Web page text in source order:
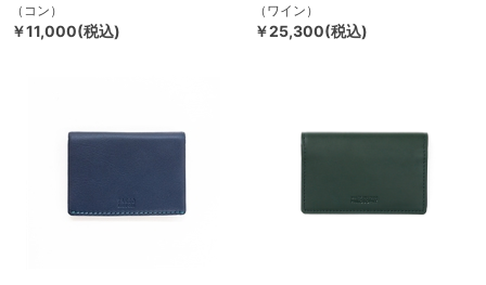
（コン）
￥11,000(税込)
（ワイン）
￥25,300(税込)